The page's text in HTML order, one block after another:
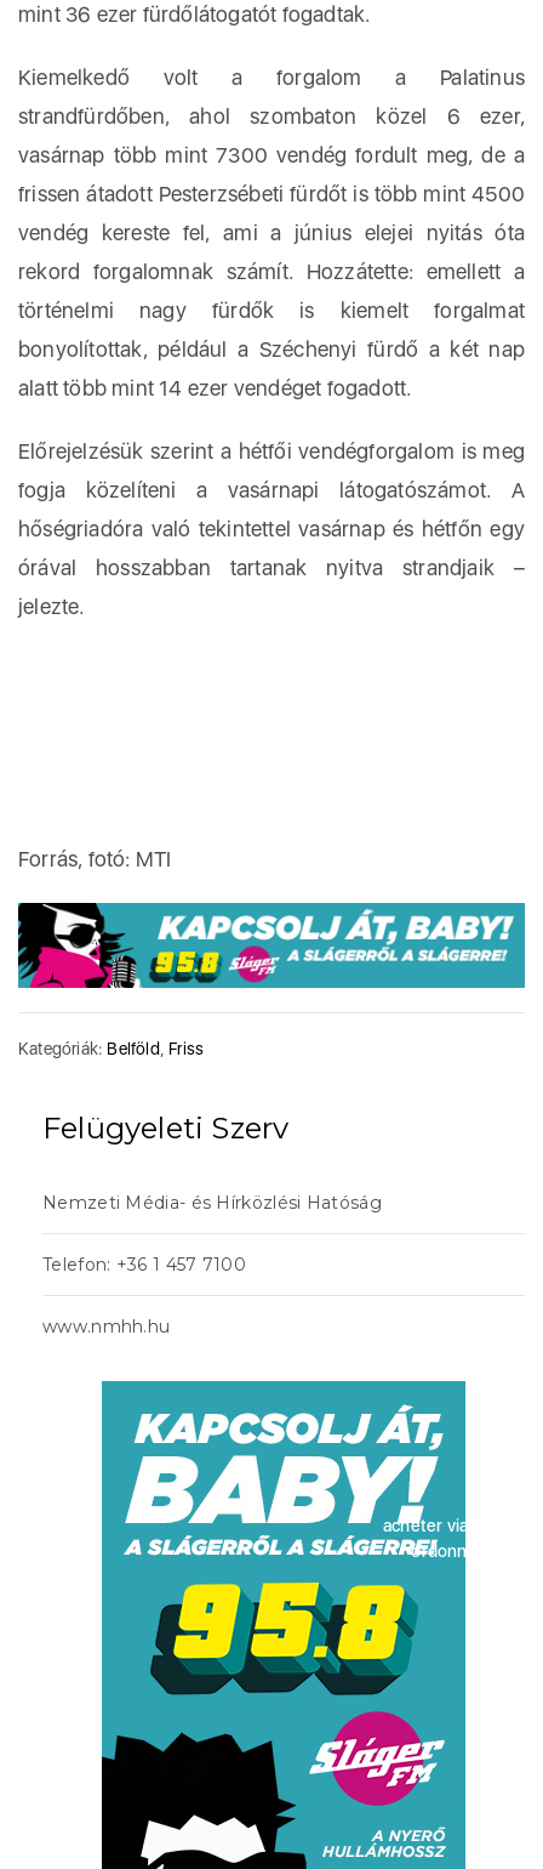
mint 36 ezer fürdőlátogatót fogadtak.
Kiemelkedő volt a forgalom a Palatinus
strandfürdőben, ahol szombaton közel 6 ezer,
vasárnap több mint 7300 vendég fordult meg, de a
frissen átadott Pesterzsébeti fürdőt is több mint 4500
vendég kereste fel, ami a június elejei nyitás óta
rekord forgalomnak számít. Hozzátette: emellett a
történelmi nagy fürdők is kiemelt forgalmat
bonyolítottak, például a Széchenyi fürdő a két nap
alatt több mint 14 ezer vendéget fogadott.
Előrejelzésük szerint a hétfői vendégforgalom is meg
fogja közelíteni a vasárnapi látogatószámot. A
hőségriadóra való tekintettel vasárnap és hétfőn egy
órával hosszabban tartanak nyitva strandjaik –
jelezte.
Forrás, fotó: MTI
Kategóriák: Belföld Friss
Felügyeleti Szerv
Nemzeti Média- és Hírközlési Hatóság
Telefon: +36 1 457 7100
www.nmhh.hu
acheter viagra sans
ordonnance